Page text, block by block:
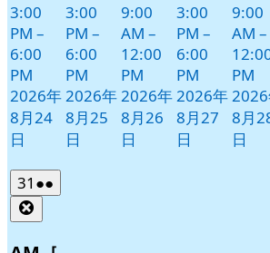
3:00
PM –
6:00
PM
2026年
8月24
日
3:00
PM –
6:00
PM
2026年
8月25
日
9:00
AM –
12:00
PM
2026年
8月26
日
3:00
PM –
6:00
PM
2026年
8月27
日
9:00
AM –
PM
8月
日
31 2026
年
8
月
●●
件
イ